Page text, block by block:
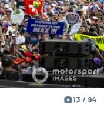
13 / 94